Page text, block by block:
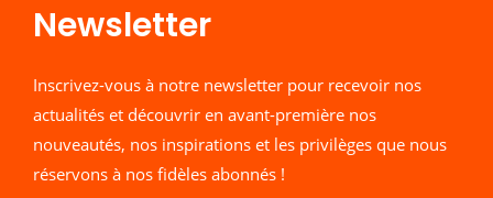
Newsletter​
Inscrivez-vous à notre newsletter pour recevoir nos
actualités et découvrir en avant-première nos
nouveautés, nos inspirations et les privilèges que nous
réservons à nos fidèles abonnés !